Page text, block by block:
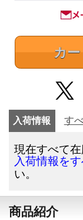
カ
入荷情報 す
現在すべて在
入荷情報を
い。
商品紹介